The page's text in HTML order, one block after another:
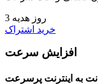
3 روز هدیه
خرید اشتراک
افزایش سرعت
به اینترنت پرسرعت